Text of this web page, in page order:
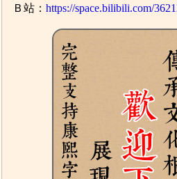
Ｂ站：https://space.bilibili.com/